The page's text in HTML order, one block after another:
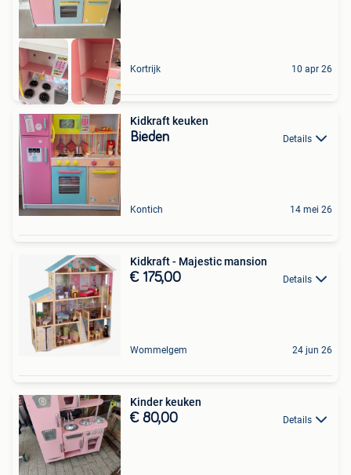
Kortrijk 10 apr 26
Kidkraft keuken
Bieden Details
Kontich 14 mei 26
Kidkraft - Majestic mansion
€ 175,00 Details
Wommelgem 24 jun 26
Kinder keuken
€ 80,00 Details